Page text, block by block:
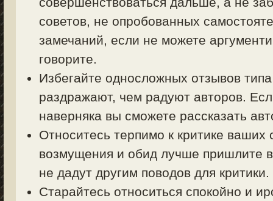
советов, не опробованных
замечаний, если не можете
говорите.
Избегайте односложных отзывов
раздражают, чем радуют авторов.
наверняка вы сможете рассказать
Относитесь терпимо к критике
возмущения и обид лучше пришлите
не дадут другим поводов для критики.
Старайтесь относиться спокойно и